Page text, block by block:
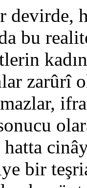
devirde,
bu
zarûrî
bir